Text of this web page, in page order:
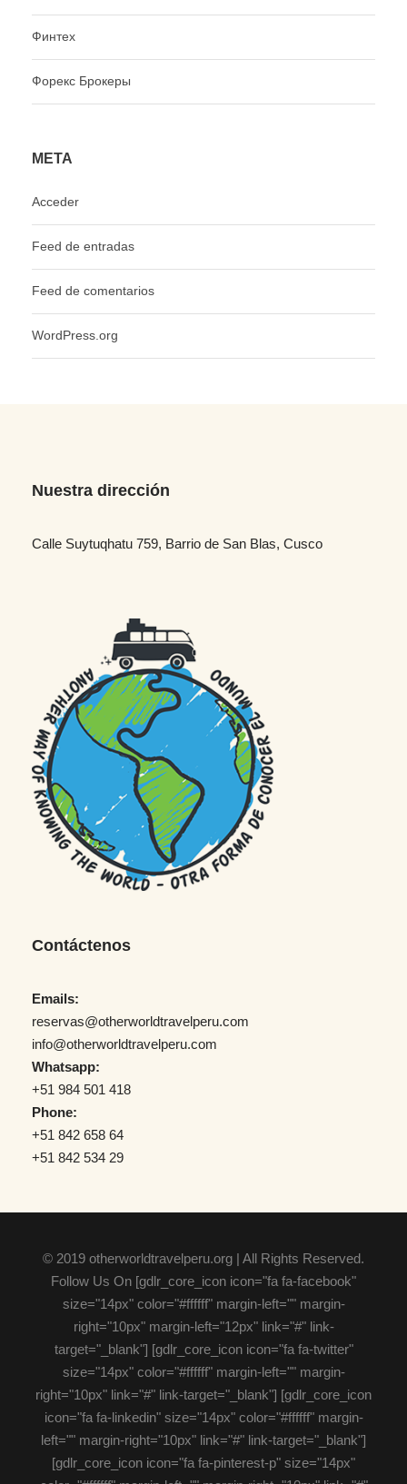
Финтех
Форекс Брокеры
META
Acceder
Feed de entradas
Feed de comentarios
WordPress.org
Nuestra dirección
Calle Suytuqhatu 759, Barrio de San Blas, Cusco
Contáctenos
Emails:
reservas@otherworldtravelperu.com
info@otherworldtravelperu.com
Whatsapp:
+51 984 501 418
Phone:
+51 842 658 64
+51 842 534 29
© 2019 otherworldtravelperu.org | All Rights Reserved.
Follow Us On [gdlr_core_icon icon="fa fa-facebook"
size="14px" color="#ffffff" margin-left="" margin-
right="10px" margin-left="12px" link="#" link-
target="_blank"] [gdlr_core_icon icon="fa fa-twitter"
size="14px" color="#ffffff" margin-left="" margin-
right="10px" link="#" link-target="_blank"] [gdlr_core_icon
icon="fa fa-linkedin" size="14px" color="#ffffff" margin-
left="" margin-right="10px" link="#" link-target="_blank"]
[gdlr_core_icon icon="fa fa-pinterest-p" size="14px"